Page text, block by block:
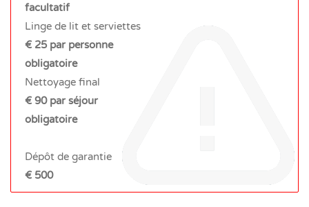
facultatif
Linge de lit et serviettes
€ 25 par personne
obligatoire
Nettoyage final
€ 90 par séjour
obligatoire
Dépôt de garantie
€ 500